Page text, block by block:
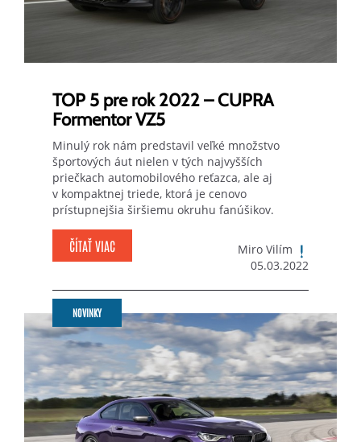
TOP 5 pre rok 2022 – CUPRA
Formentor VZ5
Minulý rok nám predstavil veľké množstvo
športových áut nielen v tých najvyšších
priečkach automobilového reťazca, ale aj
v kompaktnej triede, ktorá je cenovo
prístupnejšia širšiemu okruhu fanúšikov.
ČÍTAŤ VIAC
Miro Vilím
05.03.2022
NOVINKY